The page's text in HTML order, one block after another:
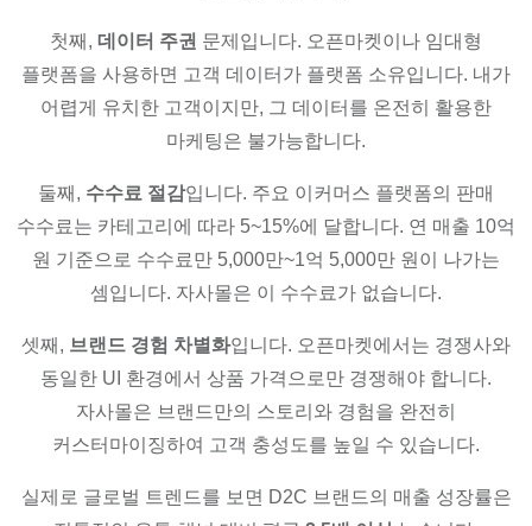
첫째, 데이터 주권 문제입니다. 오픈마켓이나 임대형
플랫폼을 사용하면 고객 데이터가 플랫폼 소유입니다. 내가
어렵게 유치한 고객이지만, 그 데이터를 온전히 활용한
마케팅은 불가능합니다.
둘째, 수수료 절감입니다. 주요 이커머스 플랫폼의 판매
수수료는 카테고리에 따라 5~15%에 달합니다. 연 매출 10억
원 기준으로 수수료만 5,000만~1억 5,000만 원이 나가는
셈입니다. 자사몰은 이 수수료가 없습니다.
셋째, 브랜드 경험 차별화입니다. 오픈마켓에서는 경쟁사와
동일한 UI 환경에서 상품 가격으로만 경쟁해야 합니다.
자사몰은 브랜드만의 스토리와 경험을 완전히
커스터마이징하여 고객 충성도를 높일 수 있습니다.
실제로 글로벌 트렌드를 보면 D2C 브랜드의 매출 성장률은